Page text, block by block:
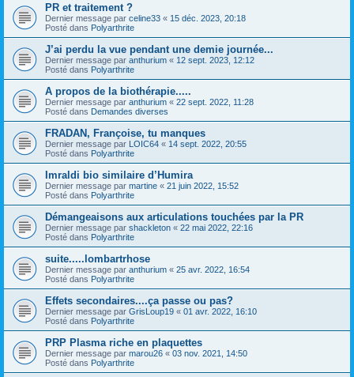
PR et traitement ?
Dernier message par celine33 « 15 déc. 2023, 20:18
Posté dans Polyarthrite
J’ai perdu la vue pendant une demie journée...
Dernier message par anthurium « 12 sept. 2023, 12:12
Posté dans Polyarthrite
A propos de la biothérapie.....
Dernier message par anthurium « 22 sept. 2022, 11:28
Posté dans Demandes diverses
FRADAN, Françoise, tu manques
Dernier message par LOIC64 « 14 sept. 2022, 20:55
Posté dans Polyarthrite
Imraldi bio similaire d’Humira
Dernier message par martine « 21 juin 2022, 15:52
Posté dans Polyarthrite
Démangeaisons aux articulations touchées par la PR
Dernier message par shackleton « 22 mai 2022, 22:16
Posté dans Polyarthrite
suite.....lombartrhose
Dernier message par anthurium « 25 avr. 2022, 16:54
Posté dans Polyarthrite
Effets secondaires....ça passe ou pas?
Dernier message par GrisLoup19 « 01 avr. 2022, 16:10
Posté dans Polyarthrite
PRP Plasma riche en plaquettes
Dernier message par marou26 « 03 nov. 2021, 14:50
Posté dans Polyarthrite